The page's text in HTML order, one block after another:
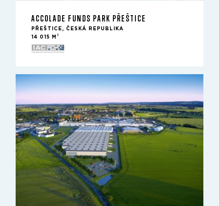
ACCOLADE FUNDS PARK PŘEŠTICE
PŘEŠTICE, ČESKÁ REPUBLIKA
14 015 M
2